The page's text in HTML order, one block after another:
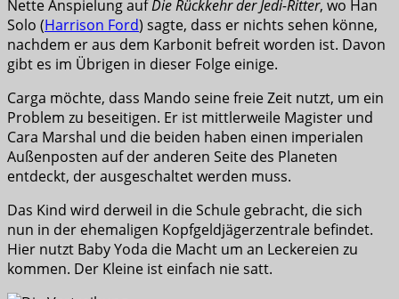
Nette Anspielung aufDie Rückkehr der Jedi-Ritter, wo Han
Solo (Harrison Ford) sagte, dass er nichts sehen könne,
nachdem er aus dem Karbonit befreit worden ist. Davon
gibt es im Übrigen in dieser Folge einige.
Carga möchte, dass Mando seine freie Zeit nutzt, um ein
Problem zu beseitigen. Er ist mittlerweile Magister und
Cara Marshal und die beiden haben einen imperialen
Außenposten auf der anderen Seite des Planeten
entdeckt, der ausgeschaltet werden muss.
Das Kind wird derweil in die Schule gebracht, die sich
nun in der ehemaligen Kopfgeldjägerzentrale befindet.
Hier nutzt Baby Yoda die Macht um an Leckereien zu
kommen. Der Kleine ist einfach nie satt.